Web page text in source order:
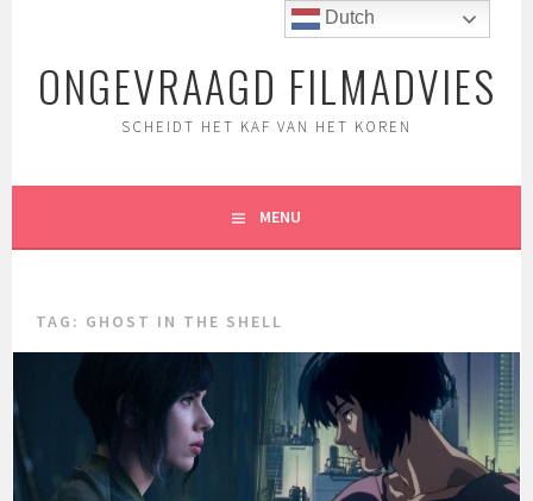
inhoudONGEVRAAGD FILMADVIES
SCHEIDT HET KAF VAN HET KOREN
MENU
TAG: GHOST IN THE SHELL
Dutch